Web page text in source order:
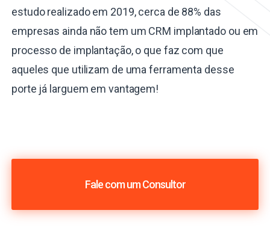
estudo realizado em 2019, cerca de 88% das
empresas ainda não tem um CRM implantado ou em
processo de implantação, o que faz com que
aqueles que utilizam de uma ferramenta desse
porte já larguem em vantagem!
Fale com um Consultor